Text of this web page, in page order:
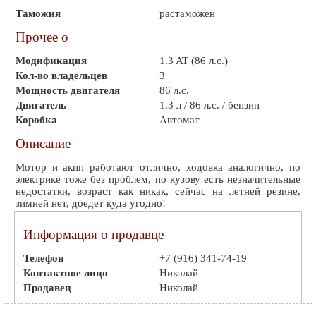
Таможня растаможен
Прочее о
Модификация
1.3 AT (86 л.с.)
Кол-во владельцев
3
Мощность двигателя
86 л.с.
Двигатель
1.3 л / 86 л.с. / бензин
Коробка
Автомат
Описание
Мотор и акпп работают отлично, ходовка аналогично, по
электрике тоже без проблем, по кузову есть незначительные
недостатки, возраст как никак, сейчас на летней резине,
зимней нет, доедет куда угодно!
Информация о продавце
Телефон
+7 (916) 341-74-19
Контактное лицо
Николай
Продавец
Николай